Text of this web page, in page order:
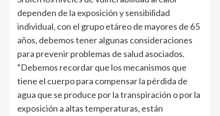
dependen de la exposición y sensibilidad
individual, con el grupo etáreo de mayores de 65
años, debemos tener algunas consideraciones
para prevenir problemas de salud asociados.
“Debemos recordar que los mecanismos que
tiene el cuerpo para compensar la pérdida de
agua que se produce por la transpiración o por la
exposición a altas temperaturas, están